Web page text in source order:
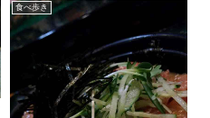
食べ歩き